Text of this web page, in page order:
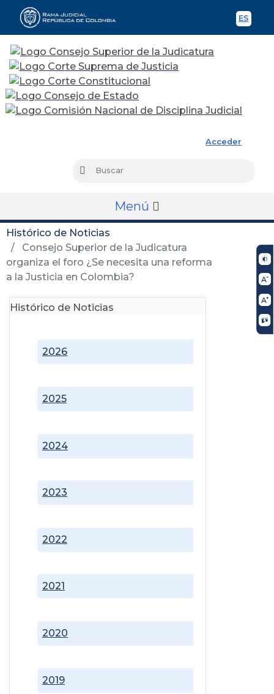
ES
Acceder
Buscar
Menú
Histórico de Noticias
Consejo Superior de la Judicatura
organiza el foro ¿Se necesita una reforma
a la Justicia en Colombia?
Histórico de Noticias
2019
2020
2021
2022
2023
2024
2025
2026